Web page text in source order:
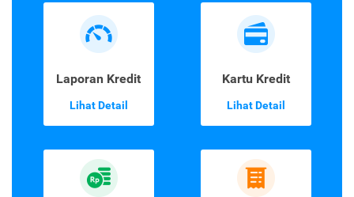
Laporan Kredit
Lihat Detail
Kartu Kredit
Lihat Detail